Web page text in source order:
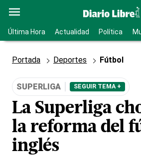
Última Hora Actualidad Política
Portada Deportes Fútbol
SUPERLIGA SEGUIR TEMA +
La Superliga
la reforma del
inglés